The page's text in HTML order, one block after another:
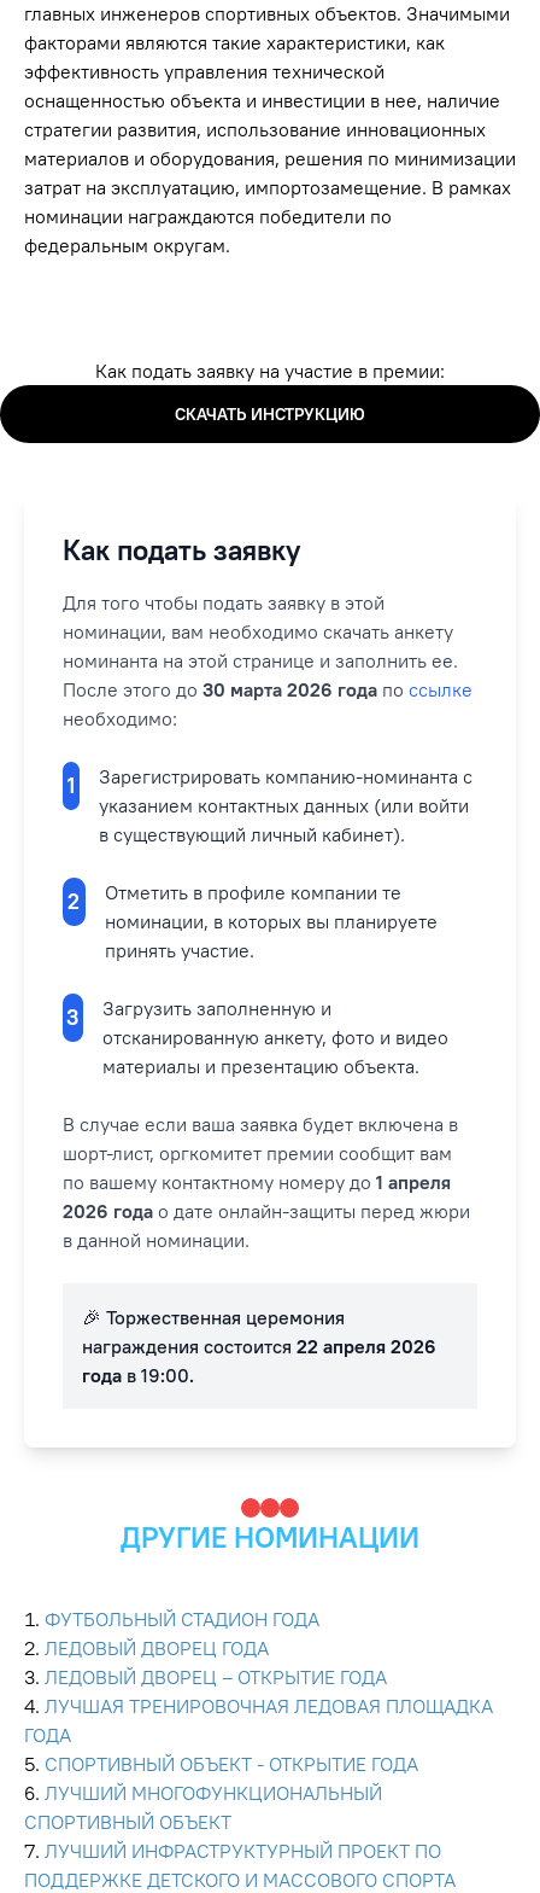
главных инженеров спортивных объектов. Значимыми
факторами являются такие характеристики, как
эффективность управления технической
оснащенностью объекта и инвестиции в нее, наличие
стратегии развития, использование инновационных
материалов и оборудования, решения по минимизации
затрат на эксплуатацию, импортозамещение. В рамках
номинации награждаются победители по
федеральным округам.
Как подать заявку на участие в премии:
СКАЧАТЬ ИНСТРУКЦИЮ
Как подать заявку
Для того чтобы подать заявку в этой
номинации, вам необходимо скачать анкету
номинанта на этой странице и заполнить ее.
После этого до 30 марта 2026 года по ссылке
необходимо:
1
Зарегистрировать компанию-номинанта с
указанием контактных данных (или войти
в существующий личный кабинет).
2
Отметить в профиле компании те
номинации, в которых вы планируете
принять участие.
3
Загрузить заполненную и
отсканированную анкету, фото и видео
материалы и презентацию объекта.
В случае если ваша заявка будет включена в
шорт-лист, оргкомитет премии сообщит вам
по вашему контактному номеру до 1 апреля
2026 года о дате онлайн-защиты перед жюри
в данной номинации.
🎉 Торжественная церемония
награждения состоится 22 апреля 2026
года в 19:00.
ДРУГИЕ НОМИНАЦИИ
ФУТБОЛЬНЫЙ СТАДИОН ГОДА
ЛЕДОВЫЙ ДВОРЕЦ ГОДА
ЛЕДОВЫЙ ДВОРЕЦ – ОТКРЫТИЕ ГОДА
ЛУЧШАЯ ТРЕНИРОВОЧНАЯ ЛЕДОВАЯ ПЛОЩАДКА
ГОДА
СПОРТИВНЫЙ ОБЪЕКТ - ОТКРЫТИЕ ГОДА
ЛУЧШИЙ МНОГОФУНКЦИОНАЛЬНЫЙ
СПОРТИВНЫЙ ОБЪЕКТ
ЛУЧШИЙ ИНФРАСТРУКТУРНЫЙ ПРОЕКТ ПО
ПОДДЕРЖКЕ ДЕТСКОГО И МАССОВОГО СПОРТА